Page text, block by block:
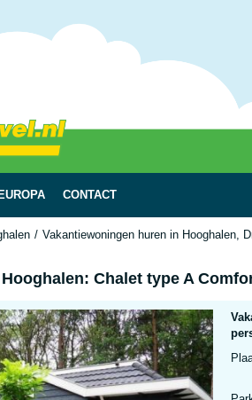
CONTACT
Vakantiewoningen huren in Hooghalen,
Chalet type A